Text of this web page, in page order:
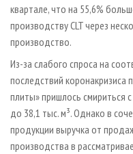
квартале, что на 55,6%
производству CLT через
производство.
Из-за слабого спроса на
последствий
плиты» пришлось смириться
до 38,1 тыс. м³. Однако в
продукции выручка от
производства в